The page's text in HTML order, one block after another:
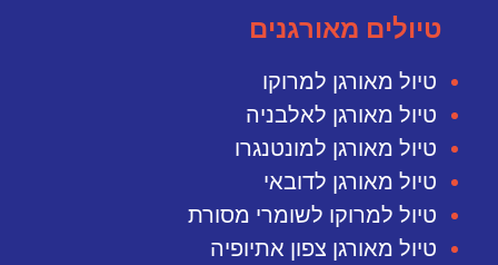
טיולים מאורגנים
טיול מאורגן למרוקו
טיול מאורגן לאלבניה
טיול מאורגן למונטנגרו
טיול מאורגן לדובאי
טיול למרוקו לשומרי מסורת
טיול מאורגן צפון אתיופיה